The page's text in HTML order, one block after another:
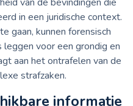
in een juridische context.
gaan, kunnen forensisch
voor een grondig en
aan het ontrafelen van de
strafzaken.
informatie